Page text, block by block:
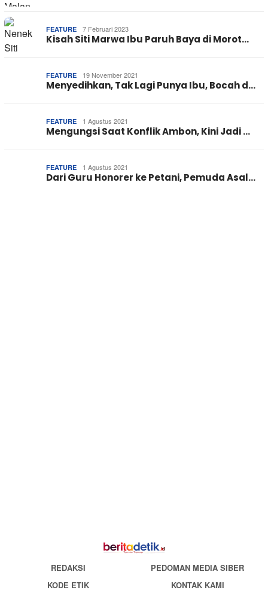
FEATURE 7 Februari 2023
Kisah Siti Marwa Ibu Paruh Baya di Morot…
FEATURE 19 November 2021
Menyedihkan, Tak Lagi Punya Ibu, Bocah d…
FEATURE 1 Agustus 2021
Mengungsi Saat Konflik Ambon, Kini Jadi …
FEATURE 1 Agustus 2021
Dari Guru Honorer ke Petani, Pemuda Asal…
REDAKSI
PEDOMAN MEDIA SIBER
KODE ETIK
KONTAK KAMI